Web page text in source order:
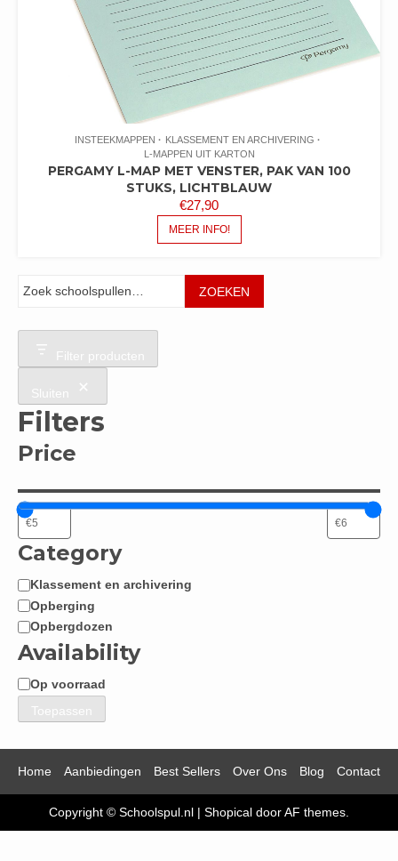
INSTEEKMAPPEN
KLASSEMENT EN ARCHIVERING
L-MAPPEN UIT KARTON
PERGAMY L-MAP MET VENSTER, PAK VAN 100
STUKS, LICHTBLAUW
€27,90
MEER INFO!
Zoeken
ZOEKEN
Filter producten
Sluiten
Filters
Price
Category
Categorie
Klassement en archivering
Opberging
Opbergdozen
Availability
Beschikbaarheid
Op voorraad
Toepassen
Home Aanbiedingen Best Sellers Over Ons Blog Contact
Copyright © Schoolspul.nl | Shopical door AF themes.